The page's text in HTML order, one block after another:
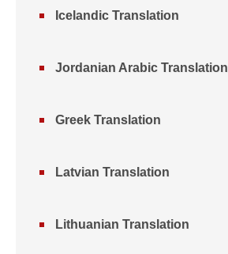
Icelandic Translation
Jordanian Arabic Translation
Greek Translation
Latvian Translation
Lithuanian Translation